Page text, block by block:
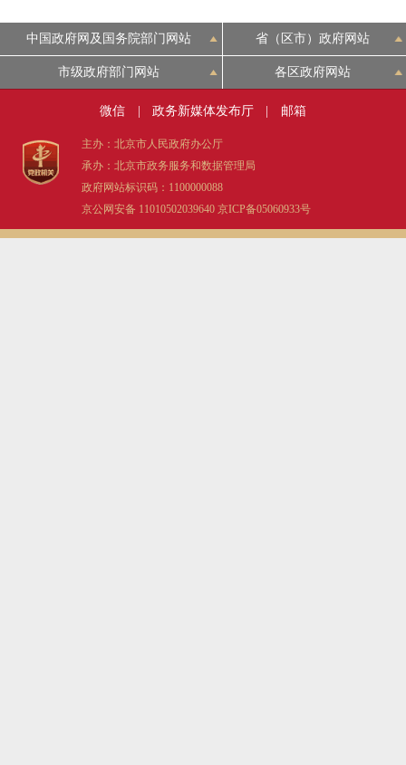
多语种
DEUTSCH
ESPAÑOL
中国政府网及国务院部门网站 省（区市）政府网站
市级政府部门网站 各区政府网站
微信 政务新媒体发布厅 邮箱
主办：北京市人民政府办公厅
承办：北京市政务服务和数据管理局
政府网站标识码：1100000088
京公网安备 11010502039640 京ICP备05060933号